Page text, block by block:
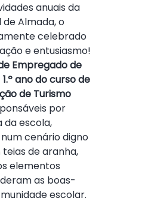
anuais da
de Almada, o
celebrado
e entusiasmo!
Empregado de
1.º ano do curso de
de Turismo
por
escola,
cenário digno
de aranha,
elementos
as boas-
escolar.